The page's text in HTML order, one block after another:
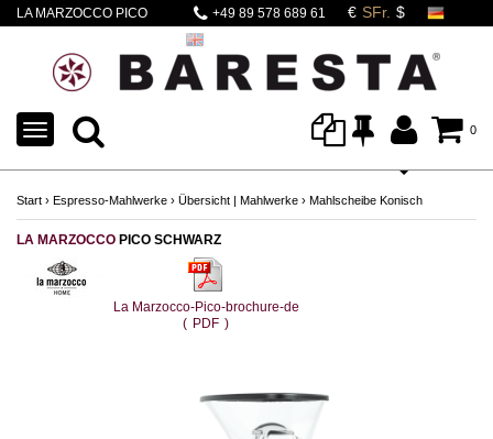
LA MARZOCCO PICO
+49 89 578 689 61
0
TOGGLE
NAVIGATION
Start › Espresso-Mahlwerke › Übersicht | Mahlwerke › Mahlscheibe Konisch
LA MARZOCCO PICO SCHWARZ
La Marzocco-Pico-brochure-de
( PDF )